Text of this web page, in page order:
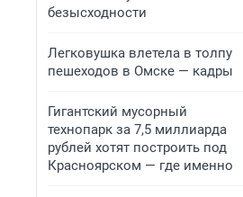
безысходности
Легковушка влетела в толпу
пешеходов в Омске — кадры
Гигантский мусорный
технопарк за 7,5 миллиарда
рублей хотят построить под
Красноярском — где именно